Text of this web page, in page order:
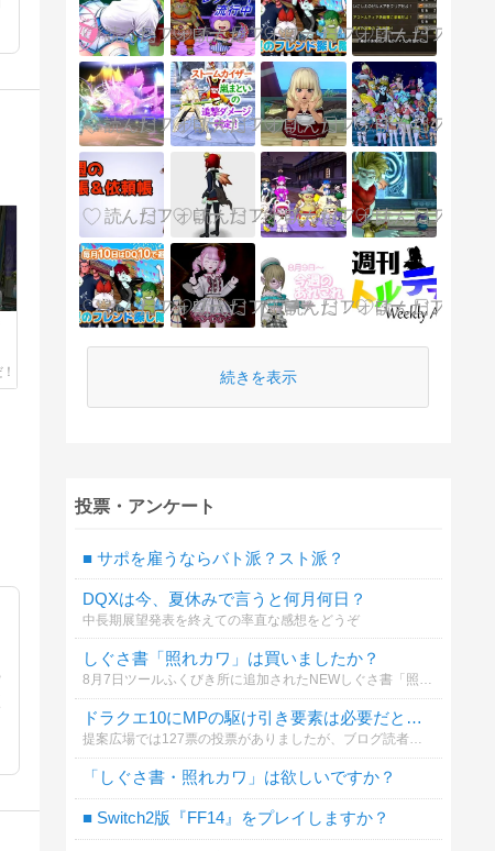
続きを表示
投票・アンケート
■ サポを雇うならバト派？スト派？
DQXは今、夏休みで言うと何月何日？
中長期展望発表を終えての率直な感想をどうぞ
しぐさ書「照れカワ」は買いましたか？
8月7日ツールふくびき所に追加されたNEWしぐさ書「照れカワ」
ドラクエ10にMPの駆け引き要素は必要だと思いますか？
提案広場では127票の投票がありましたが、ブログ読者のみなさんの本音も知りたいと思い、アンケートを作りました！
「しぐさ書・照れカワ」は欲しいですか？
■ Switch2版『FF14』をプレイしますか？